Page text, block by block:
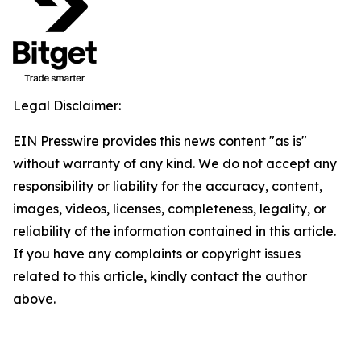
Legal Disclaimer:
EIN Presswire provides this news content "as is"
without warranty of any kind. We do not accept any
responsibility or liability for the accuracy, content,
images, videos, licenses, completeness, legality, or
reliability of the information contained in this article.
If you have any complaints or copyright issues
related to this article, kindly contact the author
above.